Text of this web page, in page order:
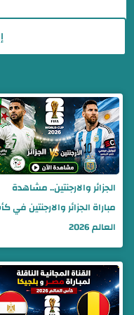
الجزائر والارجنتين.. مشاهدة
مباراة الجزائر والارجنتين في
العالم 2026